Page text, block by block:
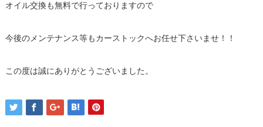
オイル交換も無料で行っておりますので
今後のメンテナンス等もカーストックへお任せ下さいませ！！
この度は誠にありがとうございました。